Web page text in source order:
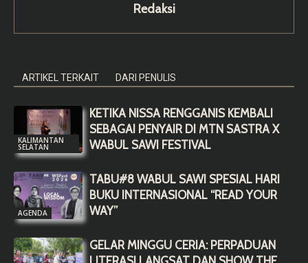
Redaksi
ARTIKEL TERKAIT DARI PENULIS
KALIMANTAN
SELATAN
KETIKA NISSA RENGGANIS KEMBALI
SEBAGAI PENYAIR DI MTN SASTRA X
WABUL SAWI FESTIVAL
AGENDA
TABU#8 WABUL SAWI SPESIAL HARI
BUKU INTERNASIONAL “READ YOUR
WAY”
GELAR MINGGU CERIA: PERPADUAN